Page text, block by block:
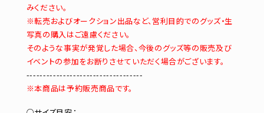
みください。
※転売およびオークション出品など、営利目的でのグッズ・生
写真の購入はご遠慮ください。
そのような事実が発覚した場合、今後のグッズ等の販売及び
イベントの参加をお断りさせていただく場合がございます。
-----------------------------------
※本商品は予約販売商品です。